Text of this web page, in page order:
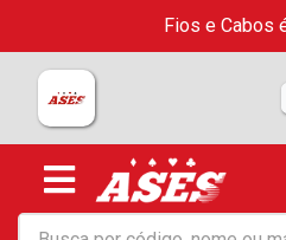
Fios e Cabos